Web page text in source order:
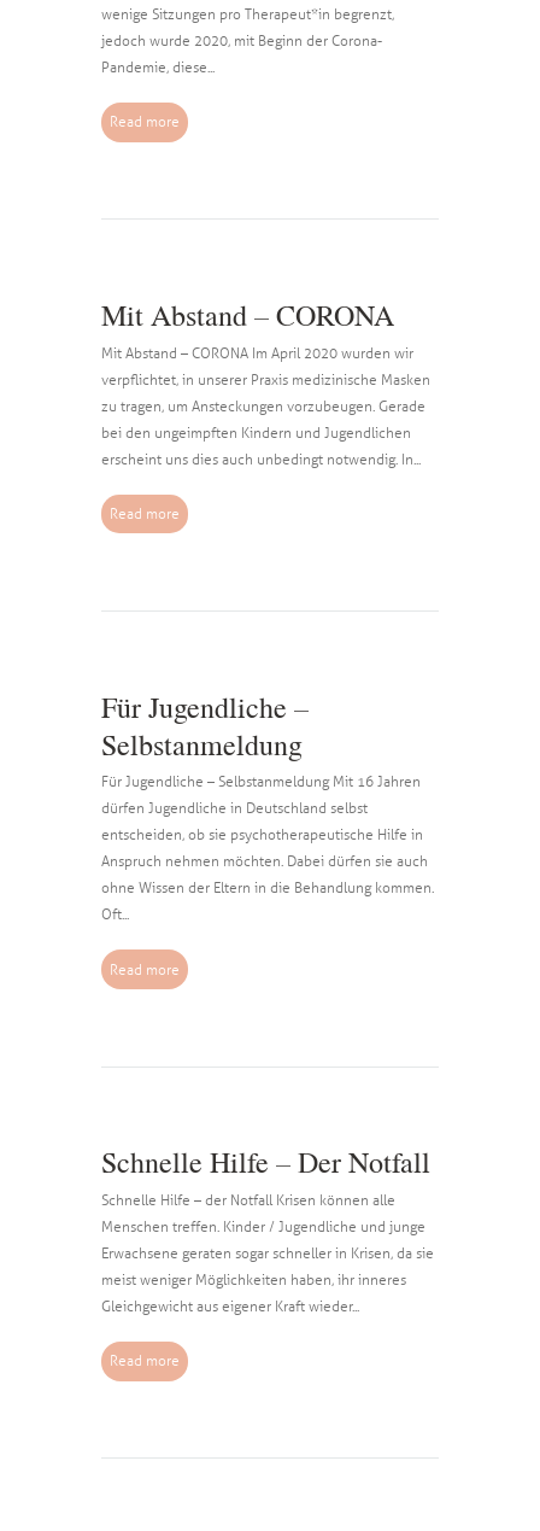
wenige Sitzungen pro Therapeut*in begrenzt,
jedoch wurde 2020, mit Beginn der Corona-
Pandemie, diese...
Read more
Mit Abstand – CORONA
Mit Abstand – CORONA Im April 2020 wurden wir
verpflichtet, in unserer Praxis medizinische Masken
zu tragen, um Ansteckungen vorzubeugen. Gerade
bei den ungeimpften Kindern und Jugendlichen
erscheint uns dies auch unbedingt notwendig. In...
Read more
Für Jugendliche –
Selbstanmeldung
Für Jugendliche – Selbstanmeldung Mit 16 Jahren
dürfen Jugendliche in Deutschland selbst
entscheiden, ob sie psychotherapeutische Hilfe in
Anspruch nehmen möchten. Dabei dürfen sie auch
ohne Wissen der Eltern in die Behandlung kommen.
Oft...
Read more
Schnelle Hilfe – Der Notfall
Schnelle Hilfe – der Notfall Krisen können alle
Menschen treffen. Kinder / Jugendliche und junge
Erwachsene geraten sogar schneller in Krisen, da sie
meist weniger Möglichkeiten haben, ihr inneres
Gleichgewicht aus eigener Kraft wieder...
Read more